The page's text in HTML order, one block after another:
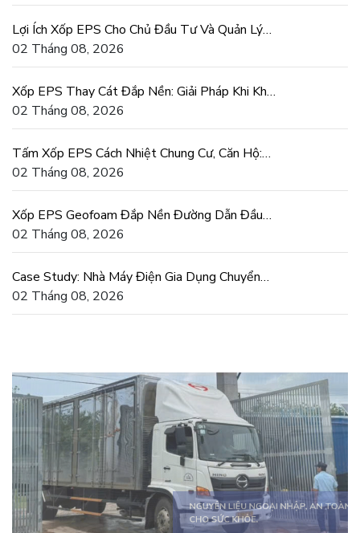
Lợi Ích Xốp EPS Cho Chủ Đầu Tư Và Quản Lý
Dự Án Xây Dựng
02 Tháng 08, 2026
Xốp EPS Thay Cát Đắp Nền: Giải Pháp Khi Khan
Hiếm Cát San Lấp
02 Tháng 08, 2026
Tấm Xốp EPS Cách Nhiệt Chung Cư, Căn Hộ:
Tiết Kiệm Điện Thật
02 Tháng 08, 2026
Xốp EPS Geofoam Đắp Nền Đường Dẫn Đầu
Cầu Chống Lún Lệch
02 Tháng 08, 2026
Case Study: Nhà Máy Điện Gia Dụng Chuyển
Sang Khuôn Xốp EPS
02 Tháng 08, 2026
SẢN PHẨM ĐA DẠNG, ĐÁP ỨNG MỌI
NHU CẦU.